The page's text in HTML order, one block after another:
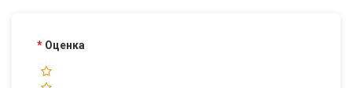
Оценка